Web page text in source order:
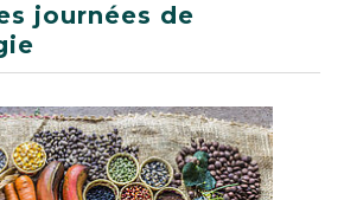
journées de